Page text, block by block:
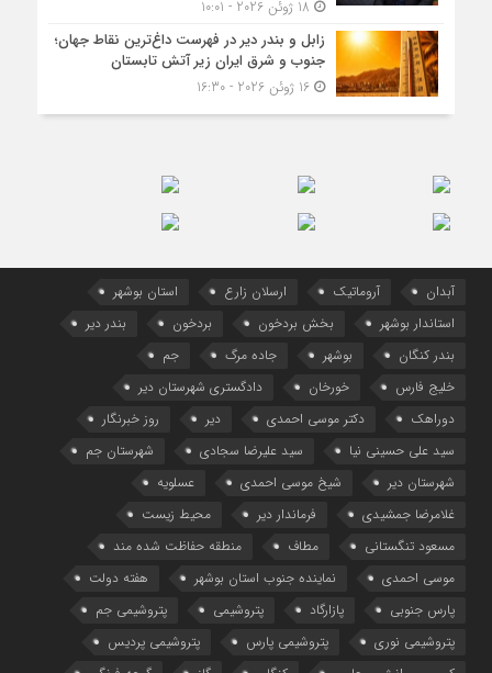
زابل و بندر دیر در فهرست داغ‌ترین نقاط جهان؛
جنوب و شرق ایران زیر آتش تابستان
16 ژوئن 2026 - 16:30
آبدان آروماتیک ارسلان زارع
استان بوشهر
استاندار بوشهر
بخش بردخون بردخون
بندر دیر
بندر کنگان
بوشهر جاده مرگ
جم
خلیج فارس
خورخان
دادگستری شهرستان دیر
دوراهک
دکتر موسی احمدی دیر
روز خبرنگار
سید علی حسینی نیا
سید علیرضا سجادی
شهرستان جم
شهرستان دیر
شیخ موسی احمدی
عسلویه
غلامرضا جمشیدی
فرماندار دیر
محیط زیست
مسعود تنگستانی
مطاف
منطقه حفاظت شده مند
موسی احمدی
نماینده جنوب استان بوشهر
هفته دولت
پارس جنوبی
پازارگاد پتروشیمی
پتروشیمی جم
پتروشیمی نوری
پتروشیمی پارس
پتروشیمی پردیس